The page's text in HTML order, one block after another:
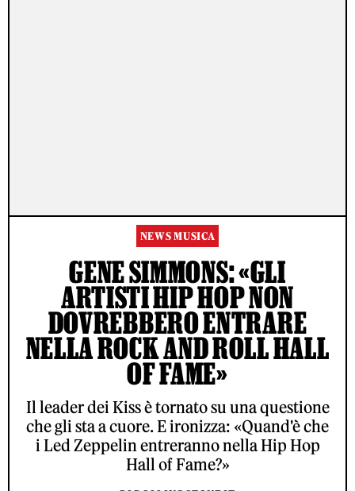
NEWS MUSICA
GENE SIMMONS: «GLI
ARTISTI HIP HOP NON
DOVREBBERO ENTRARE
NELLA ROCK AND ROLL HALL
OF FAME»
Il leader dei Kiss è tornato su una questione
che gli sta a cuore. E ironizza: «Quand'è che
i Led Zeppelin entreranno nella Hip Hop
Hall of Fame?»